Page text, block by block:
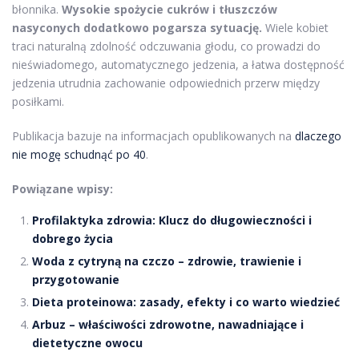
błonnika. Wysokie spożycie cukrów i tłuszczów
nasyconych dodatkowo pogarsza sytuację. Wiele kobiet
traci naturalną zdolność odczuwania głodu, co prowadzi do
nieświadomego, automatycznego jedzenia, a łatwa dostępność
jedzenia utrudnia zachowanie odpowiednich przerw między
posiłkami.
Publikacja bazuje na informacjach opublikowanych na dlaczego
nie mogę schudnąć po 40.
Powiązane wpisy:
Profilaktyka zdrowia: Klucz do długowieczności i
dobrego życia
Woda z cytryną na czczo – zdrowie, trawienie i
przygotowanie
Dieta proteinowa: zasady, efekty i co warto wiedzieć
Arbuz – właściwości zdrowotne, nawadniające i
dietetyczne owocu